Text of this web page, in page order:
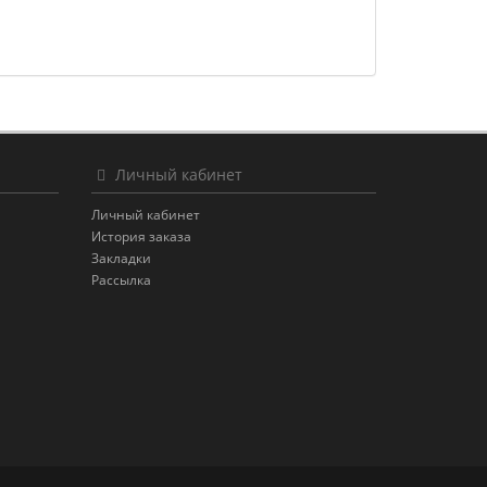
Личный кабинет
Личный кабинет
История заказа
Закладки
Рассылка